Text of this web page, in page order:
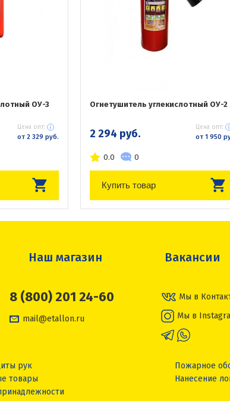
ОУ-3
Цена опт:
от 2 329 руб.
Огнетушитель углекислотный ОУ-2
2 294 руб. Цена опт:
от 1 950
0.0 0
Купить товар
Наш магазин Вакансии
8 (800) 201 24-60
mail@etallon.ru
Мы в
Мы в
рук
товары
Пожарное
Нанесение